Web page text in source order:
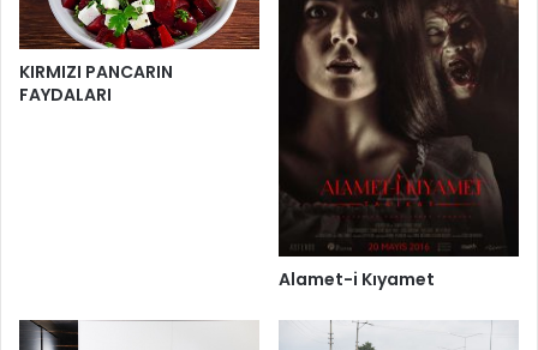
KIRMIZI PANCARIN
FAYDALARI
Alamet-i Kıyamet